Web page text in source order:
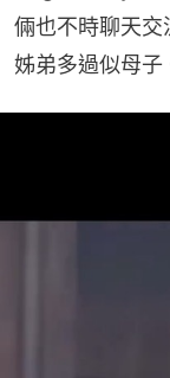
倆也不時聊天
姊弟多過似母子